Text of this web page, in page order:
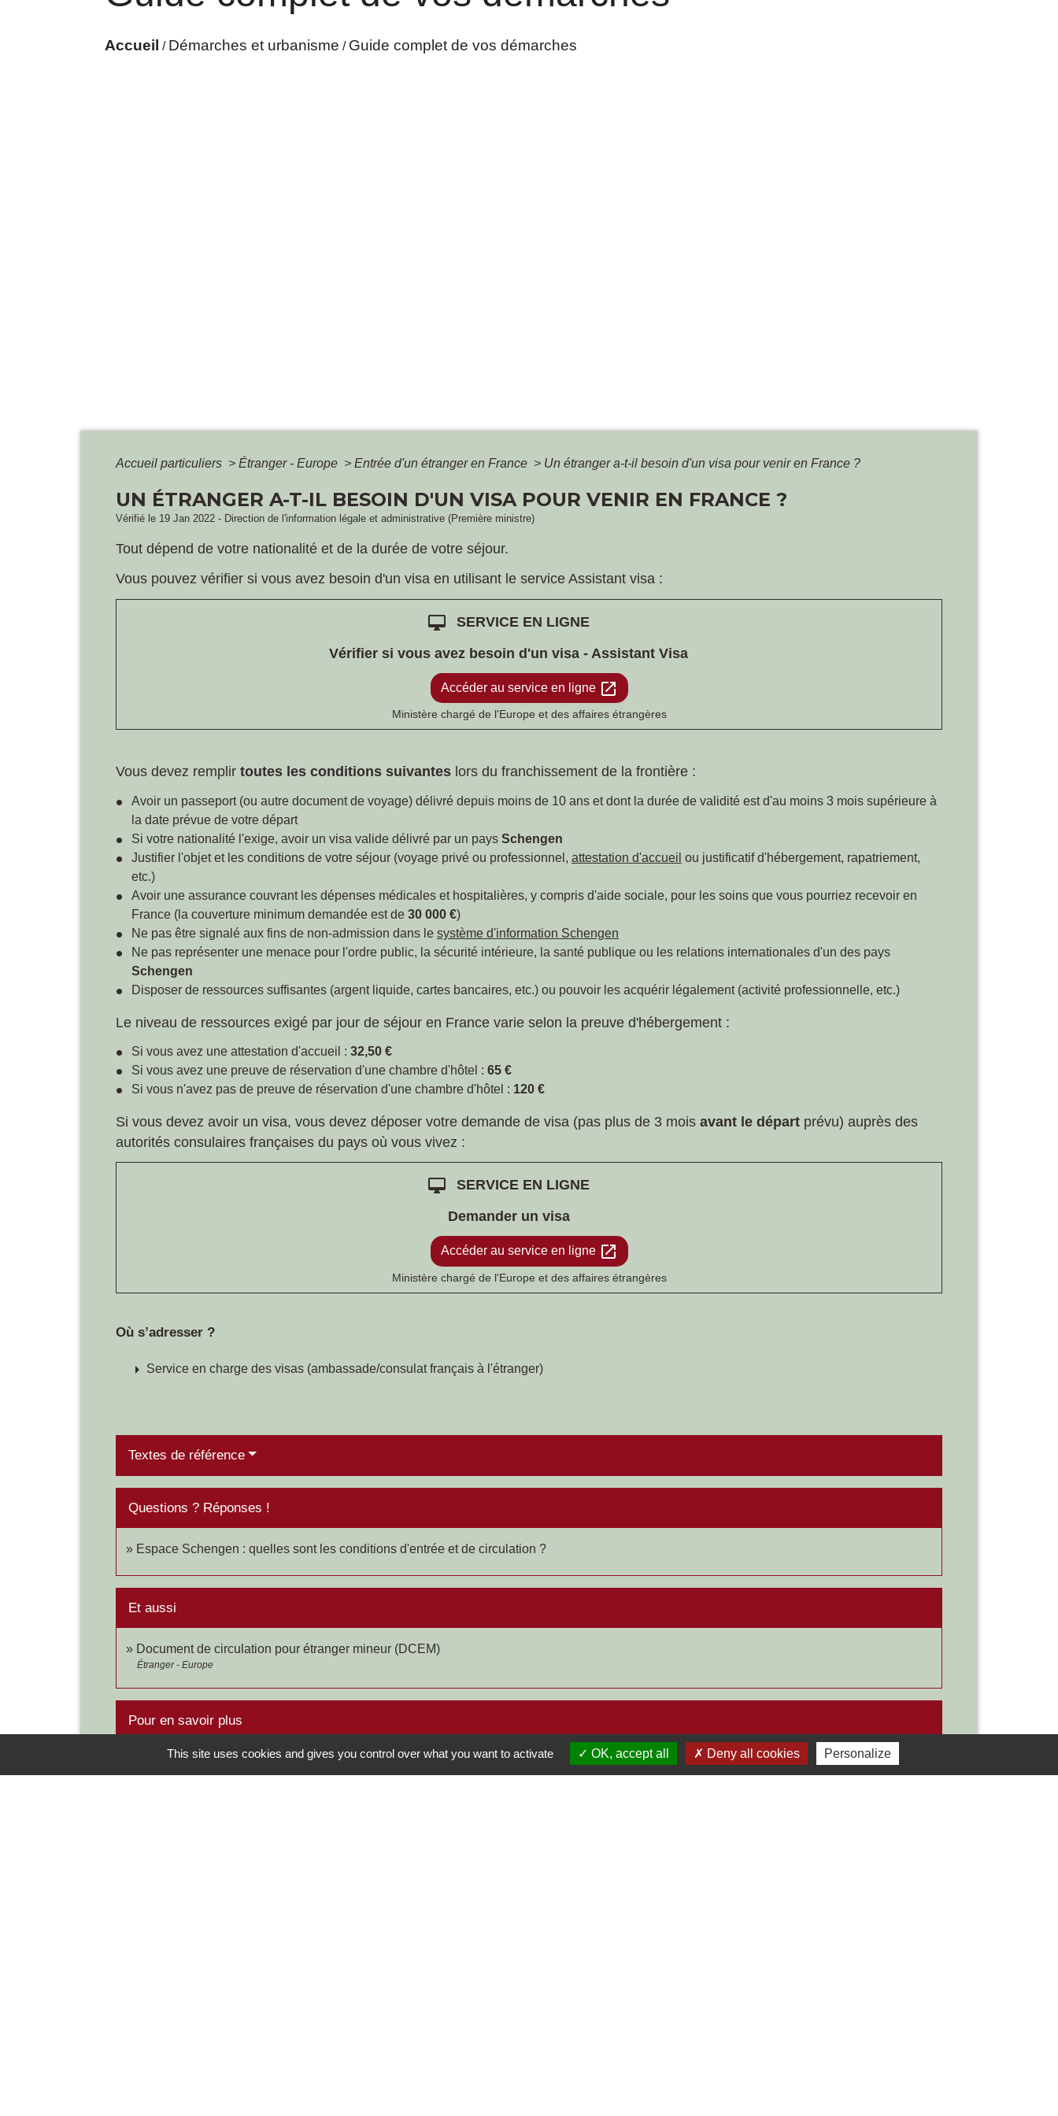
Accueil / Démarches et urbanisme / Guide complet de vos démarches
Accueil particuliers > Étranger - Europe > Entrée d'un étranger en France > Un étranger a-t-il besoin d'un visa pour venir en France ?
UN ÉTRANGER A-T-IL BESOIN D'UN VISA POUR VENIR EN FRANCE ?
Vérifié le 19 Jan 2022 - Direction de l'information légale et administrative (Première ministre)
Tout dépend de votre nationalité et de la durée de votre séjour.
Vous pouvez vérifier si vous avez besoin d'un visa en utilisant le service Assistant visa :
desktop_mac
SERVICE EN LIGNE
Vérifier si vous avez besoin d'un visa - Assistant Visa
Accéder au service en ligne open_in_new
Ministère chargé de l'Europe et des affaires étrangères
Vous devez remplir toutes les conditions suivantes lors du franchissement de la frontière :
Avoir un passeport (ou autre document de voyage) délivré depuis moins de 10 ans et dont la durée de validité est d'au moins 3 mois supérieure à
la date prévue de votre départ
Si votre nationalité l'exige, avoir un visa valide délivré par un pays Schengen
Justifier l'objet et les conditions de votre séjour (voyage privé ou professionnel, attestation d'accueil ou justificatif d'hébergement, rapatriement,
etc.)
Avoir une assurance couvrant les dépenses médicales et hospitalières, y compris d'aide sociale, pour les soins que vous pourriez recevoir en
France (la couverture minimum demandée est de 30 000 €)
Ne pas être signalé aux fins de non-admission dans le système d'information Schengen
Ne pas représenter une menace pour l'ordre public, la sécurité intérieure, la santé publique ou les relations internationales d'un des pays
Schengen
Disposer de ressources suffisantes (argent liquide, cartes bancaires, etc.) ou pouvoir les acquérir légalement (activité professionnelle, etc.)
Le niveau de ressources exigé par jour de séjour en France varie selon la preuve d'hébergement :
Si vous avez une attestation d'accueil : 32,50 €
Si vous avez une preuve de réservation d'une chambre d'hôtel : 65 €
Si vous n'avez pas de preuve de réservation d'une chambre d'hôtel : 120 €
Si vous devez avoir un visa, vous devez déposer votre demande de visa (pas plus de 3 mois avant le départ prévu) auprès des
autorités consulaires françaises du pays où vous vivez :
desktop_mac
SERVICE EN LIGNE
Demander un visa
Accéder au service en ligne open_in_new
Ministère chargé de l'Europe et des affaires étrangères
Où s’adresser ?
arrow_right Service en charge des visas (ambassade/consulat français à l'étranger)
Textes de référence
Questions ? Réponses !
Espace Schengen : quelles sont les conditions d'entrée et de circulation ?
Et aussi
Document de circulation pour étranger mineur (DCEM)
Étranger - Europe
Pour en savoir plus
Carte de l'Espace Schengenopen_in_new
Toute l'Europe
This site uses cookies and gives you control over what you want to activate OK, accept all Deny all cookies Personalize